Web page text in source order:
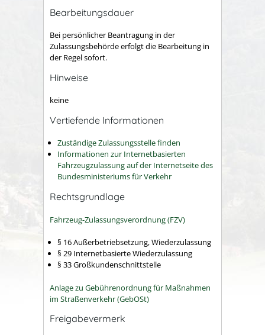
Bearbeitungsdauer
Bei persönlicher Beantragung in der
Zulassungsbehörde erfolgt die Bearbeitung in
der Regel sofort.
Hinweise
keine
Vertiefende Informationen
Zuständige Zulassungsstelle finden
Informationen zur Internetbasierten
Fahrzeugzulassung auf der Internetseite des
Bundesministeriums für Verkehr
Rechtsgrundlage
Fahrzeug-Zulassungsverordnung (FZV)
§ 16 Außerbetriebsetzung, Wiederzulassung
§ 29 Internetbasierte Wiederzulassung
§ 33 Großkundenschnittstelle
Anlage zu Gebührenordnung für Maßnahmen
im Straßenverkehr (GebOSt)
Freigabevermerk